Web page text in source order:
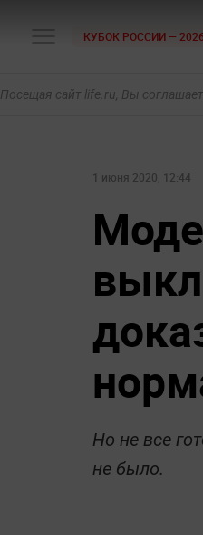
КУБОК РОССИИ —
Посещая сайт life.ru, Вы
1 июня 2020, 12:44
Но не все
не было.